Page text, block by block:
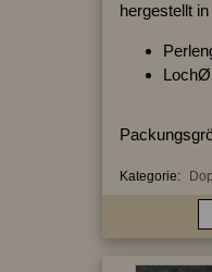
hergestellt
Kategorie: